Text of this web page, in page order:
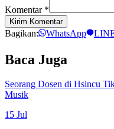
Komentar *
Kirim Komentar
Bagikan: WhatsApp
Baca Juga
Seorang Dosen di Hsincu
Musik
15 Jul